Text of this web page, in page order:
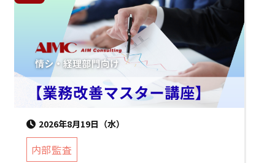
2026年8月19日（水）
内部監査